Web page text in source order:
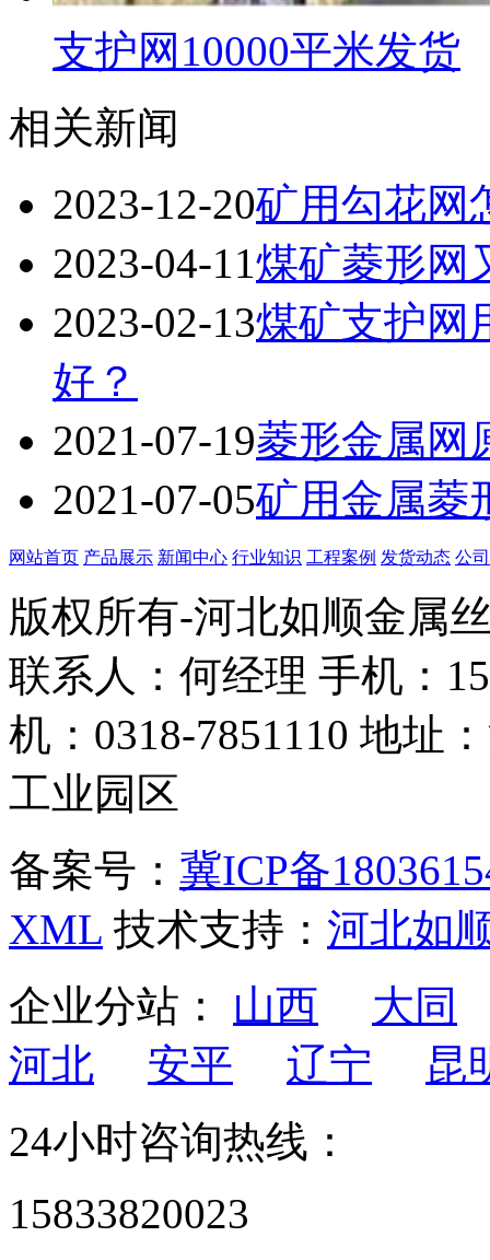
支护网10000平米发货
相关新闻
2023-12-20矿用勾花网
2023-04-11煤矿菱形网
2023-02-13煤矿支护网
好？
2021-07-19菱形金属网
2021-07-05矿用金属菱
网站首页 产品展示 新闻中心 行业知识 工程案例 发货动态 公
版权所有-河北如顺金属
联系人：何经理 手机：
机：0318-7851110 地址
工业园区
备案号： 冀ICP备
XML 技术支持： 河北如
企业分站： 山西
大同
河北
安平 辽宁
昆
24小时咨询热线：
15833820023